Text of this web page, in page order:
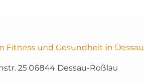
Fitness und Gesundheit in Dessau
25 06844 Dessau-Roßlau